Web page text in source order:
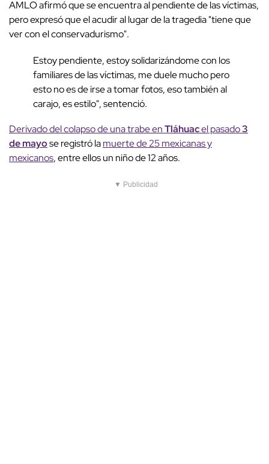
AMLO afirmó que se encuentra al pendiente de las víctimas,
pero expresó que el acudir al lugar de la tragedia "tiene que
ver con el conservadurismo".
Estoy pendiente, estoy solidarizándome con los
familiares de las víctimas, me duele mucho pero
esto no es de irse a tomar fotos, eso también al
carajo, es estilo", sentenció.
Derivado del colapso de una trabe enTláhuacel pasado3
de mayose registró lamuerte de 25 mexicanas y
mexicanos, entre ellos un niño de 12 años.
▼ Publicidad